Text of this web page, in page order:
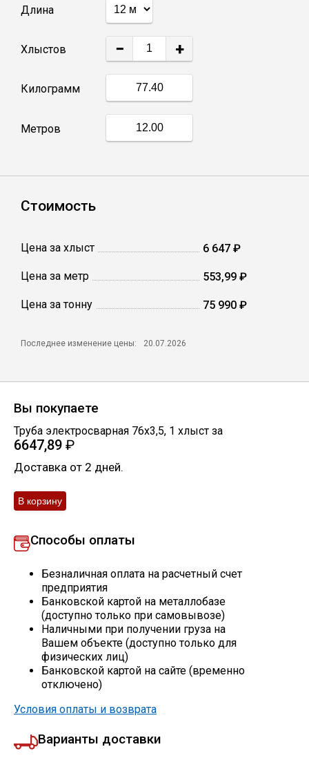
Катанка
Столбы заборные
Проволока
Нержавейка
Алюминиевый прокат
Длина
Хлыстов − +
Килограмм
Метров
Стоимость
Цена за хлыст 6 647 ₽
Цена за метр 553,99 ₽
Цена за тонну 75 990 ₽
Последнее изменение цены: 20.07.2026
Вы покупаете
Труба электросварная 76х3,5, 1 хлыст за
6647,89 ₽
Доставка от 2 дней.
Способы оплаты
Безналичная оплата на расчетный счет
предприятия
Банковской картой на металлобазе
(доступно только при самовывозе)
Наличными при получении груза на
Вашем объекте (доступно только для
физических лиц)
Банковской картой на сайте (временно
отключено)
Условия оплаты и возврата
Варианты доставки